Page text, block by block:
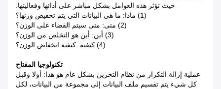
حيث تؤثر هذه العوامل بشكل مباشر على أدائها وفعاليتها.
(1) ماذا: ما هي البيانات التي يتم تخفيض وزنها؟
(2) متى: متى سيتم القضاء على الوزن؟
(3) أين: أين هو التخلص من الوزن؟
(4) كيفية: كيفية انخفاض الوزن؟
تكنولوجيا المفتاح
عملية إزالة التكرار من نظام التخزين بشكل عام هو هذا: أولا وقبل
كل شيء يتم تقسيم ملف البيانات إلى مجموعة من البيانات، لكل